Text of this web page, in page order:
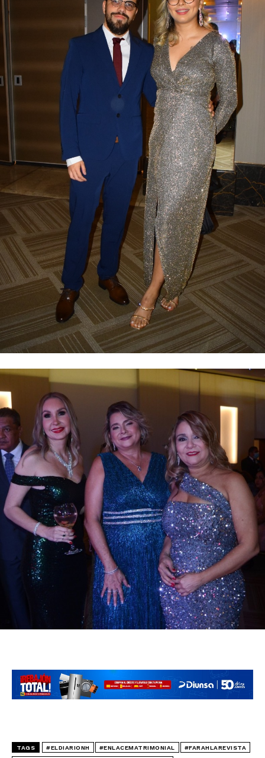
TAGS #ELDIARIONH #ENLACEMATRIMONIAL #FARAHLAREVISTA